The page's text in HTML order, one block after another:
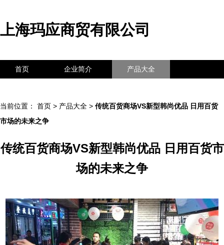
上海玛应商贸有限公司
首页 企业简介 产品大全
当前位置： 首页 > 产品大全 > 传统百货商场VS新型韩尚优品 日用百货
市场的未来之争
传统百货商场VS新型韩尚优品 日用百货市
场的未来之争